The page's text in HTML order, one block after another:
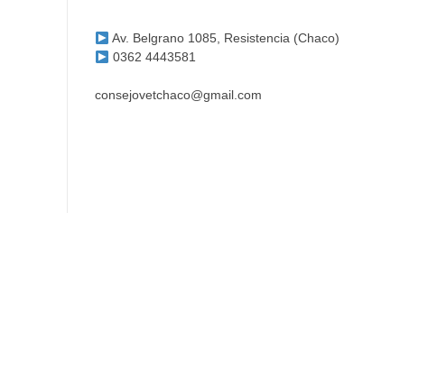
Av. Belgrano 1085, Resistencia (Chaco)
0362 4443581
consejovetchaco@gmail.com